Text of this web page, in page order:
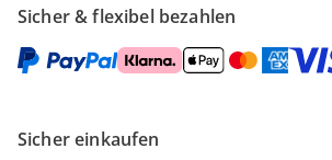
Sicher & flexibel bezahlen
Sicher einkaufen